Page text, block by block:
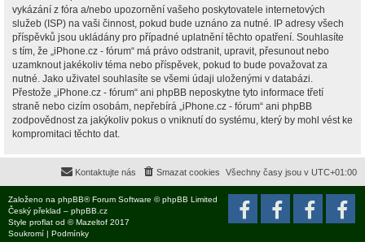
vykázání z fóra a/nebo upozornění vašeho poskytovatele internetových
služeb (ISP) na vaši činnost, pokud bude uznáno za nutné. IP adresy všech
příspěvků jsou ukládány pro případné uplatnění těchto opatření. Souhlasíte
s tím, že „iPhone.cz - fórum“ má právo odstranit, upravit, přesunout nebo
uzamknout jakékoliv téma nebo příspěvek, pokud to bude považovat za
nutné. Jako uživatel souhlasíte se všemi údaji uloženými v databázi.
Přestože „iPhone.cz - fórum“ ani phpBB neposkytne tyto informace třetí
straně nebo cizím osobám, nepřebírá „iPhone.cz - fórum“ ani phpBB
zodpovědnost za jakýkoliv pokus o vniknutí do systému, který by mohl vést ke
kompromitaci těchto dat.
Všechny časy jsou v UTC+01:00
Smazat cookies
Kontaktujte nás
Založeno na phpBB® Forum Software © phpBB Limited
Český překlad – phpBB.cz
Style proflat od ©Mazeltof 2017
Soukromí | Podmínky